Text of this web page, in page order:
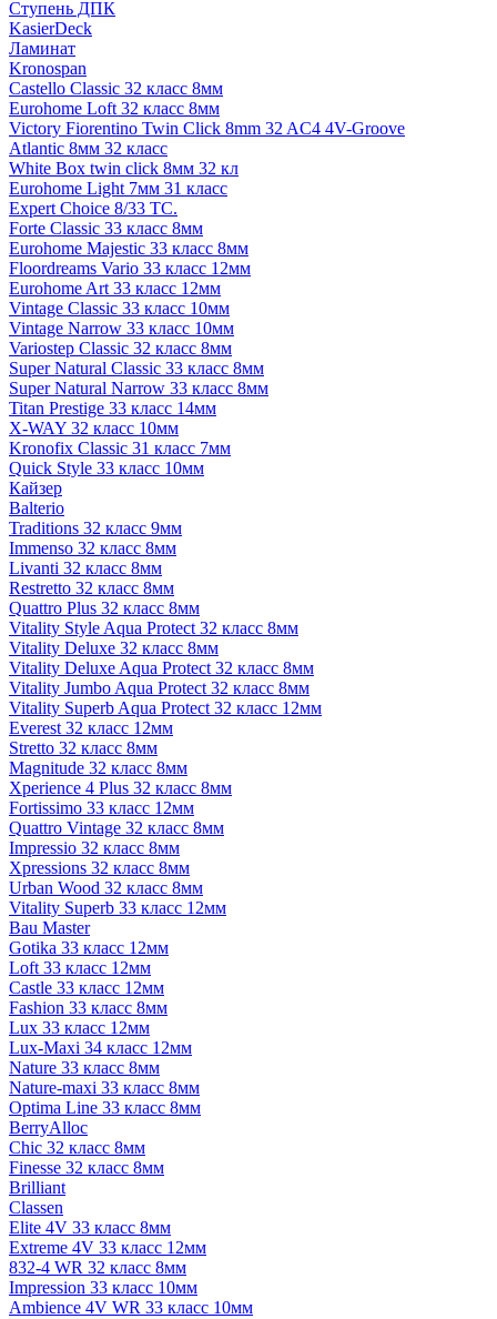
Ступень ДПК
KasierDeck
Ламинат
Kronospan
Castello Classic 32 класс 8мм
Eurohome Loft 32 класс 8мм
Victory Fiorentino Twin Click 8mm 32 AC4 4V-Groove
Atlantic 8мм 32 класс
White Box twin click 8мм 32 кл
Eurohome Light 7мм 31 класс
Expert Choice 8/33 TC.
Forte Classic 33 класс 8мм
Eurohome Majestic 33 класс 8мм
Floordreams Vario 33 класс 12мм
Eurohome Art 33 класс 12мм
Vintage Classic 33 класс 10мм
Vintage Narrow 33 класс 10мм
Variostep Classic 32 класс 8мм
Super Natural Classic 33 класс 8мм
Super Natural Narrow 33 класс 8мм
Titan Prestige 33 класс 14мм
X-WAY 32 класс 10мм
Kronofix Classic 31 класс 7мм
Quick Style 33 класс 10мм
Кайзер
Balterio
Traditions 32 класс 9мм
Immenso 32 класс 8мм
Livanti 32 класс 8мм
Restretto 32 класс 8мм
Quattro Plus 32 класс 8мм
Vitality Style Aqua Protect 32 класс 8мм
Vitality Deluxe 32 класс 8мм
Vitality Deluxe Aqua Protect 32 класс 8мм
Vitality Jumbo Aqua Protect 32 класс 8мм
Vitality Superb Aqua Protect 32 класс 12мм
Everest 32 класс 12мм
Stretto 32 класс 8мм
Magnitude 32 класс 8мм
Xperience 4 Plus 32 класс 8мм
Fortissimo 33 класс 12мм
Quattro Vintage 32 класс 8мм
Impressio 32 класс 8мм
Xpressions 32 класс 8мм
Urban Wood 32 класс 8мм
Vitality Superb 33 класс 12мм
Bau Master
Gotika 33 класс 12мм
Loft 33 класс 12мм
Castle 33 класс 12мм
Fashion 33 класс 8мм
Lux 33 класс 12мм
Lux-Maxi 34 класс 12мм
Nature 33 класс 8мм
Nature-maxi 33 класс 8мм
Optima Line 33 класс 8мм
BerryAlloc
Chic 32 класс 8мм
Finesse 32 класс 8мм
Brilliant
Classen
Elite 4V 33 класс 8мм
Extreme 4V 33 класс 12мм
832-4 WR 32 класс 8мм
Impression 33 класс 10мм
Ambience 4V WR 33 класс 10мм